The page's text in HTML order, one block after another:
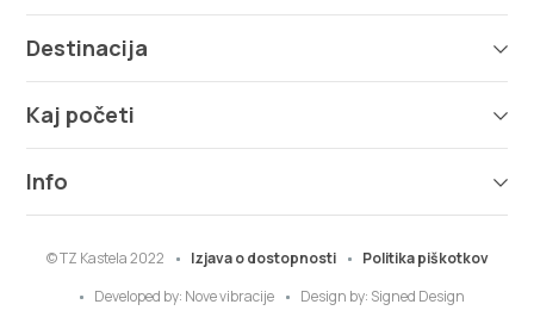
Destinacija
Kaj početi
Info
© TZ Kastela 2022 Izjava o dostopnosti
Politika piškotkov
Developed by: Nove vibracije Design by: Signed Design